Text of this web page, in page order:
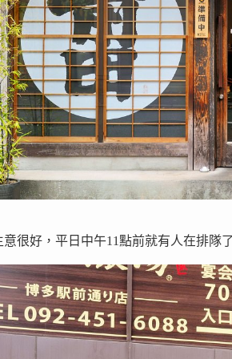
意很好，平日中午11點前就有人在排隊